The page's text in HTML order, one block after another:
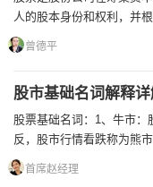
人的股本身份和权利，并
曾德平
股市基础名词解释
股票基础名词：1、牛市：
反，股市行情看跌称为熊
首席赵经理